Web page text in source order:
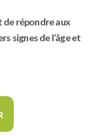
de répondre aux
signes de l’âge et